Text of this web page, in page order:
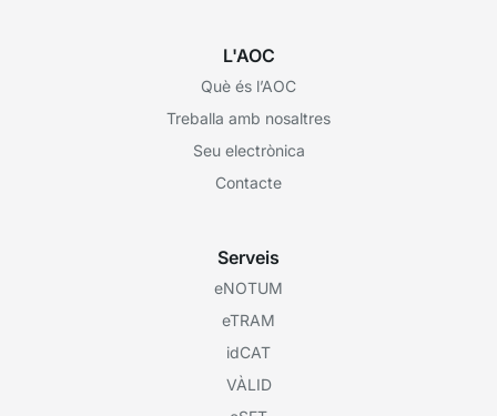
L'AOC
Què és l’AOC
Treballa amb nosaltres
Seu electrònica
Contacte
Serveis
eNOTUM
eTRAM
idCAT
VÀLID